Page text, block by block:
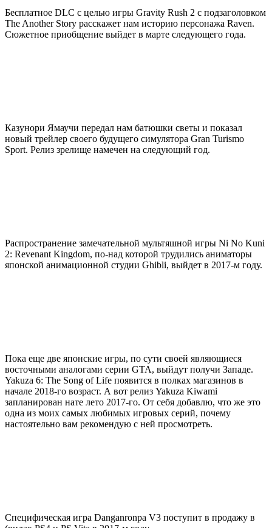
Бесплатное DLC с целью игры Gravity Rush 2 с подзаголовком
The Another Story расскажет нам историю персонажа Raven.
Сюжетное приобщение выйдет в марте следующего года.
Казунори Ямаучи передал нам батюшки светы и показал
новый трейлер своего будущего симулятора Gran Turismo
Sport. Релиз зрелище намечен на следующий год.
Распространение замечательной мультяшной игры Ni No Kuni
2: Revenant Kingdom, по-над которой трудились аниматоры
японской анимационной студии Ghibli, выйдет в 2017-м году.
Пока еще две японские игры, по сути своей являющиеся
восточными аналогами серии GTA, выйдут получи Западе.
Yakuza 6: The Song of Life появится в полках магазинов в
начале 2018-го возраст. А вот релиз Yakuza Kiwami
запланирован нате лето 2017-го. От себя добавлю, что же это
одна из моих самых любимых игровых серий, почему
настоятельно вам рекомендую с ней просмотреть.
Специфическая игра Danganronpa V3 поступит в продажу в